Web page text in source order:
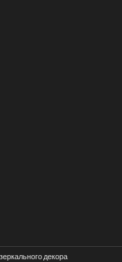
декора